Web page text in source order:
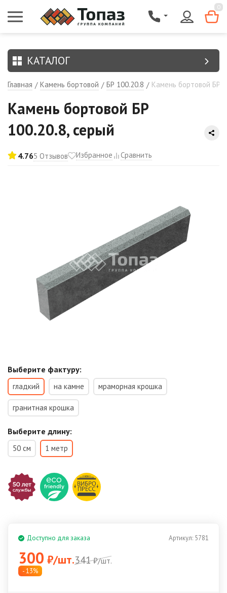
0
КАТАЛОГ
Главная / Камень бортовой / БР 100.20.8 / Камень бортовой БР
Камень бортовой БР
100.20.8, серый
4.765 Отзывов Избранное Сравнить
Выберите фактуру:
гладкий на камне мраморная крошка
гранитная крошка
Выберите длину:
50 см 1 метр
Артикул: 5781
Доступно для заказа
300 ₽/шт.341 ₽/шт.
- 13%